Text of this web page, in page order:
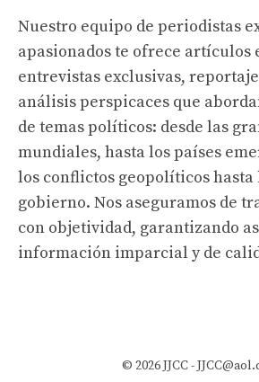
Nuestro equipo de periodistas
apasionados te ofrece artículos
entrevistas exclusivas,
análisis perspicaces que
de temas políticos: desde las
mundiales, hasta los países
los conflictos geopolíticos hasta
gobierno. Nos aseguramos de
con objetividad, garantizando
información imparcial y de
© 2026 JJCC -